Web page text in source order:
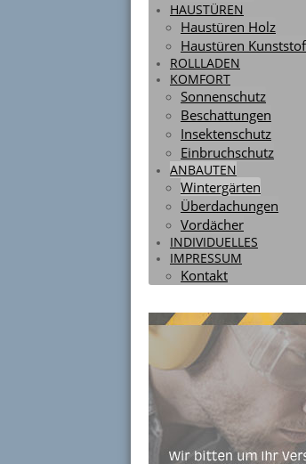
Sonnenschutz /
Anbauten
Wintergärten /
HAUSTÜREN
Haustüren Holz
Haustüren
ROLLLADEN
KOMFORT
Sonnenschutz
Beschattungen
Insektenschutz
Einbruchschutz
ANBAUTEN
Wintergärten
Überdachungen
Vordächer
INDIVIDUELLES
IMPRESSUM
Kontakt